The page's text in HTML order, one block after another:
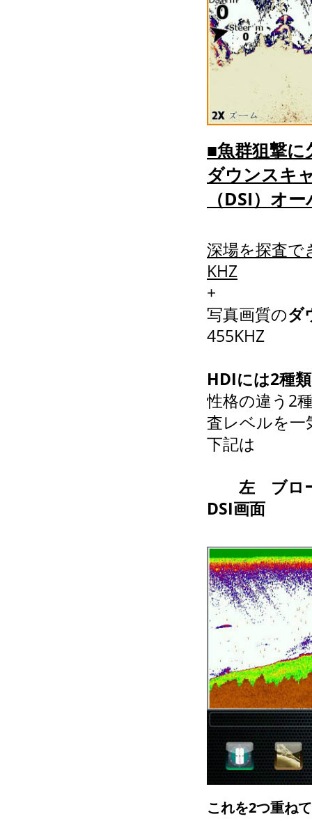
■魚群狙撃
ダウンスキ
（DSI）オ
深場を探査で
KHZ
+
写真画質のダ
455KHZ
HDIには2種
性格の違う2
査レベルを一
下記は
左 ブ
DSI画面
これを2つ重ね